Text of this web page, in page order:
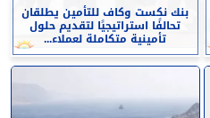
بنك نكست وكاف للتأمين يطلقان
تحالفًا استراتيجيًا لتقديم حلول
تأمينية متكاملة لعملاء...